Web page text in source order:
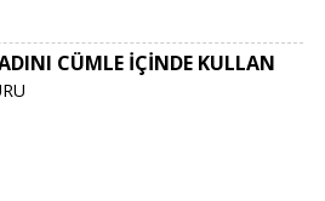
CÜMLE İÇİNDE KULLAN